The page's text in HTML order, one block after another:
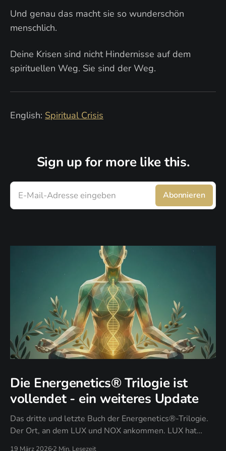
Und genau das macht sie so wunderschön
menschlich.
Deine Krisen sind nicht Hindernisse auf dem
spirituellen Weg. Sie sind der Weg.
English: Spiritual Crisis
Sign up for more like this.
E-Mail-Adresse eingeben Abonnieren
Die Energenetics® Trilogie ist
vollendet - ein weiteres Update
Das dritte und letzte Buch der Energenetics®-Trilogie.
Der Ort, an dem LUX und NOX ankommen. LUX hat
19 März 2026 2 Min. Lesezeit